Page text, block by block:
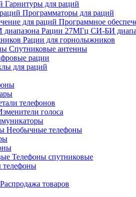
Гарнитуры для раций
Программаторы для раций
Программное
Рации 27МГц СИ-БИ
Рации для горнолыжников
Спутниковые антенны
рации
для раций
телефонов
голоса
Необычные телефоны
Телефоны спутниковые
телефоны
Распродажа товаров